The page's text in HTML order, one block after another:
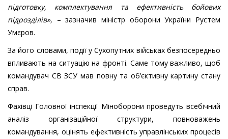
підготовку, комплектування та ефективність бойових
підрозділів», – зазначив міністр оборони України Рустем
Умєров.
За його словами, події у Сухопутних військах безпосередньо
впливають на ситуацію на фронті. Саме тому важливо, щоб
командувач СВ ЗСУ мав повну та об’єктивну картину стану
справ.
Фахівці Головної інспекції Міноборони проведуть всебічний
аналіз організаційної структури, повноважень
командування, оцінять ефективність управлінських процесів